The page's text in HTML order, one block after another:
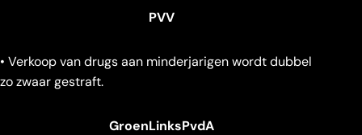
PVV
• Verkoop van drugs aan minderjarigen wordt dubbel
zo zwaar gestraft.
GroenLinksPvdA